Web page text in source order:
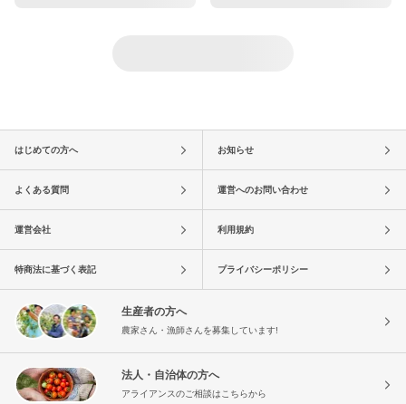
はじめての方へ お知らせ
よくある質問 運営へのお問い合わせ
運営会社 利用規約
特商法に基づく表記 プライバシーポリシー
生産者の方へ
農家さん・漁師さんを募集しています!
法人・自治体の方へ
アライアンスのご相談はこちらから